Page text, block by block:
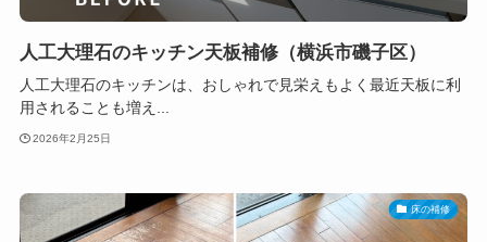
人工大理石のキッチン天板補修（横浜市磯子区）
人工大理石のキッチンは、おしゃれで見栄えもよく最近天板に利
用されることも増え...
2026年2月25日
床の補修